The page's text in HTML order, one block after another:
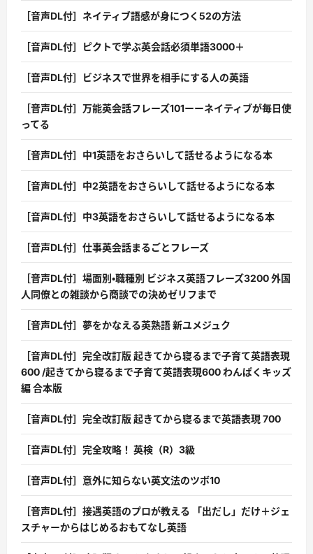
［音声DL付］ネイティブ語感が身につく52の方法
［音声DL付］ピクトで学ぶ英会話必須単語3000＋
［音声DL付］ビジネスで世界を相手にする人の英語
［音声DL付］万能英会話フレーズ101ーーネイティブが毎日使
ってる
［音声DL付］中1英語をおさらいして話せるようになる本
［音声DL付］中2英語をおさらいして話せるようになる本
［音声DL付］中3英語をおさらいして話せるようになる本
［音声DL付］仕事英会話まるごとフレーズ
［音声DL付］場面別・職種別 ビジネス英語フレーズ3200 外国
人同僚との雑談から商談での決めゼリフまで
［音声DL付］夢をかなえる英熟語 新ユメジュク
［音声DL付］完全改訂版 起きてから寝るまで子育て英語表現
600 /起きてから寝るまで子育て英語表現600 わんぱくキッズ
編 合本版
［音声DL付］完全改訂版 起きてから寝るまで英語表現 700
［音声DL付］完全攻略！ 英検（R）3級
［音声DL付］意外に知らない英文法のツボ10
［音声DL付］接遇英語のプロが教える 「出だし」だけ＋ジェ
スチャーからはじめるおもてなし英語